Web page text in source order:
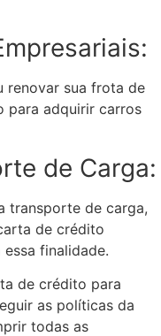
renovar sua frota de
para adquirir carros
de Carga:
transporte de carga,
de crédito
finalidade.
de crédito para
as políticas da
todas as